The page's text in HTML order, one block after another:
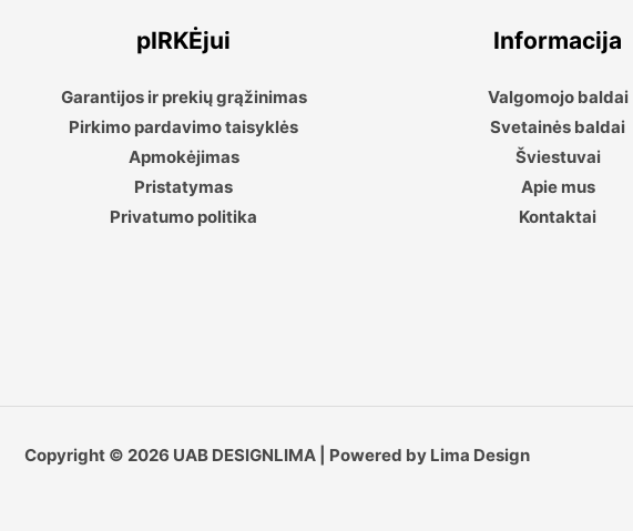
pIRKĖjui
Garantijos ir prekių grąžinimas
Pirkimo pardavimo taisyklės
Apmokėjimas
Pristatymas
Privatumo politika
Informacija
Valgomojo baldai
Svetainės baldai
Šviestuvai
Apie mus
Kontaktai
Copyright © 2026 UAB DESIGNLIMA | Powered by Lima Design